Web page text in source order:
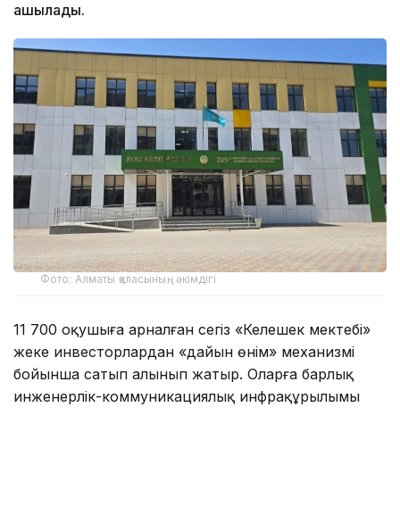
ашылады.
Фото: Алматы қаласының әкімдігі
11 700 оқушыға арналған сегіз «Келешек мектебі»
жеке инвесторлардан «дайын өнім» механизмі
бойынша сатып алынып жатыр. Оларға барлық
инженерлік-коммуникациялық инфрақұрылымы